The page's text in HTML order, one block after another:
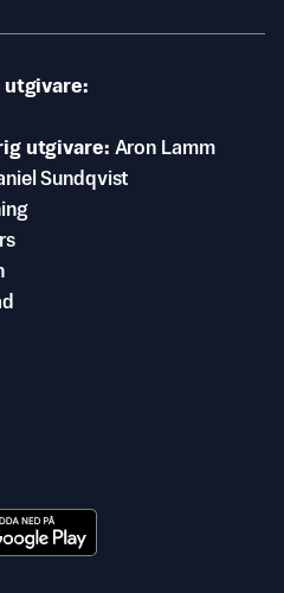
utgivare
utgivare Aron Lamm
Sundqvist